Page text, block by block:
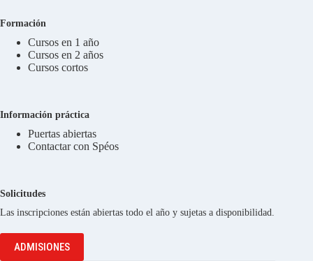
Formación
Cursos en 1 año
Cursos en 2 años
Cursos cortos
Información práctica
Puertas abiertas
Contactar con Spéos
Solicitudes
Las inscripciones están abiertas todo el año y sujetas a disponibilidad.
ADMISIONES